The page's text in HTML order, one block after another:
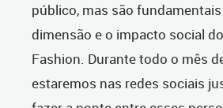
público, mas são
dimensão e o impacto social
Fashion. Durante todo o mês
estaremos nas redes sociais